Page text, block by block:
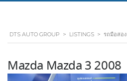
DTS AUTO GROUP > LISTINGS > รถมือสอง
Mazda Mazda 3 2008